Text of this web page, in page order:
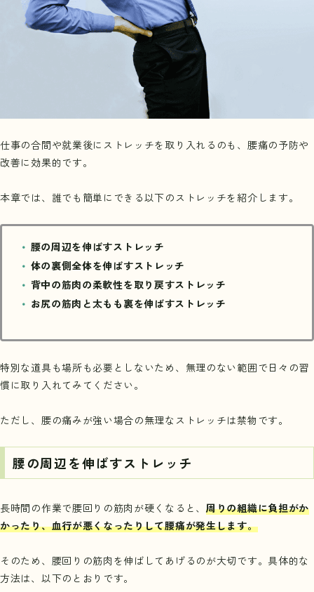
仕事の合間や就業後にストレッチを取り入れるのも、腰痛の予防や
改善に効果的です。
本章では、誰でも簡単にできる以下のストレッチを紹介します。
腰の周辺を伸ばすストレッチ
体の裏側全体を伸ばすストレッチ
背中の筋肉の柔軟性を取り戻すストレッチ
お尻の筋肉と太もも裏を伸ばすストレッチ
特別な道具も場所も必要としないため、無理のない範囲で日々の習
慣に取り入れてみてください。
ただし、腰の痛みが強い場合の無理なストレッチは禁物です。
腰の周辺を伸ばすストレッチ
長時間の作業で腰回りの筋肉が硬くなると、 周りの組織に負担がか
かったり、血行が悪くなったりして腰痛が発生します。
そのため、腰回りの筋肉を伸ばしてあげるのが大切です。具体的な
方法は、以下のとおりです。